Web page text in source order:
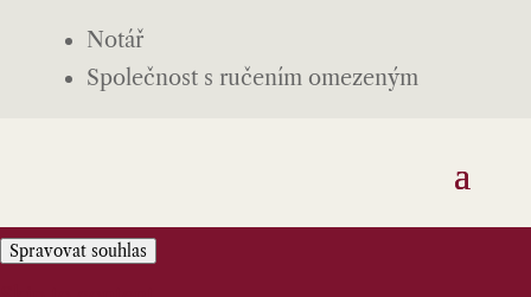
Notář
Společnost s ručením omezeným
Spravovat souhlas